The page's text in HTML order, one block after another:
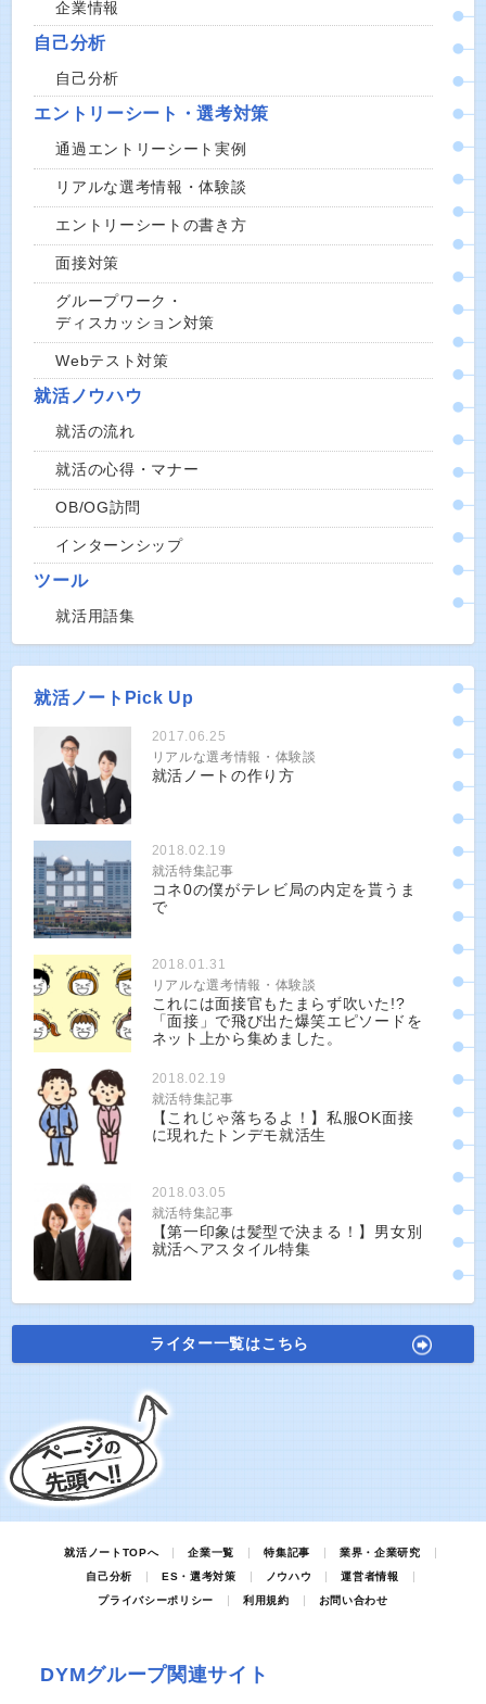
企業情報
自己分析
自己分析
エントリーシート・選考対策
通過エントリーシート実例
リアルな選考情報・体験談
エントリーシートの書き方
面接対策
グループワーク・
ディスカッション対策
Webテスト対策
就活ノウハウ
就活の流れ
就活の心得・マナー
OB/OG訪問
インターンシップ
ツール
就活用語集
就活ノートPick Up
2017.06.25
リアルな選考情報・体験談
就活ノートの作り方
2018.02.19
就活特集記事
コネ0の僕がテレビ局の内定を貰うま
で
2018.01.31
リアルな選考情報・体験談
これには面接官もたまらず吹いた!?
「面接」で飛び出た爆笑エピソードを
ネット上から集めました。
2018.02.19
就活特集記事
【これじゃ落ちるよ！】私服OK面接
に現れたトンデモ就活生
2018.03.05
就活特集記事
【第一印象は髪型で決まる！】男女別
就活ヘアスタイル特集
ライター一覧はこちら
就活ノートTOPへ 企業一覧 特集記事
業界・企業研究
自己分析
ES・選考対策 ノウハウ
運営者情報
プライバシーポリシー
利用規約 お問い合わせ
DYMグループ関連サイト